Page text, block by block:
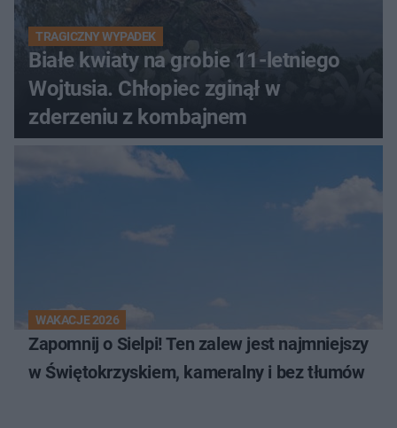
TRAGICZNY WYPADEK
Białe kwiaty na grobie 11-letniego
Wojtusia. Chłopiec zginął w
zderzeniu z kombajnem
WAKACJE 2026
Zapomnij o Sielpi! Ten zalew jest najmniejszy
w Świętokrzyskiem, kameralny i bez tłumów